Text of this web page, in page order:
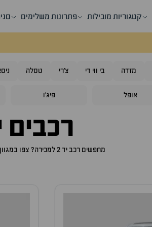
קטגוריות מובילות פתרונות משלימים
מזדה בי ווי די צ'רי טסלה
אופל פיג'ו
רכבים
מחפשים רכב יד 2 למכירה? צפו במגוון רכבים יד שניה מהמותגים והדגמים המובילים שיתאימו בדיוק בשבילכם!